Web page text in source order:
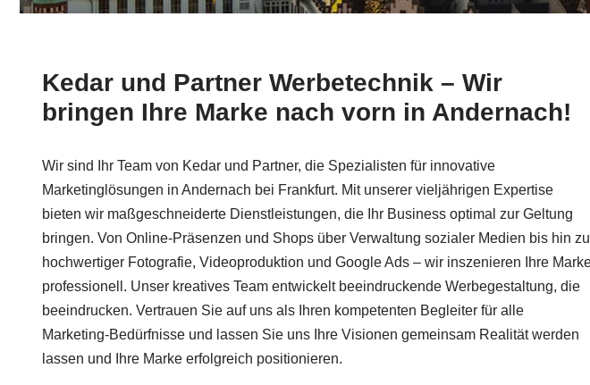
Kedar und Partner Werbetechnik – Wir
bringen Ihre Marke nach vorn in Andernach!
Wir sind Ihr Team von Kedar und Partner, die Spezialisten für innovative
Marketinglösungen in Andernach bei Frankfurt. Mit unserer vieljährigen Expertise
bieten wir maßgeschneiderte Dienstleistungen, die Ihr Business optimal zur Geltung
bringen. Von Online-Präsenzen und Shops über Verwaltung sozialer Medien bis hin zu
hochwertiger Fotografie, Videoproduktion und Google Ads – wir inszenieren Ihre
professionell. Unser kreatives Team entwickelt beeindruckende Werbegestaltung, die
beeindrucken. Vertrauen Sie auf uns als Ihren kompetenten Begleiter für alle
Marketing-Bedürfnisse und lassen Sie uns Ihre Visionen gemeinsam Realität werden
lassen und Ihre Marke erfolgreich positionieren.